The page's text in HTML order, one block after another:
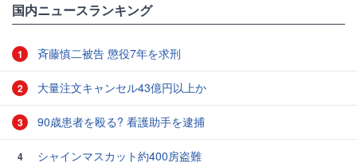
国内ニュースランキング
1 斉藤慎二被告 懲役7年を求刑
2 大量注文キャンセル43億円以上か
3 90歳患者を殴る? 看護助手を逮捕
4 シャインマスカット約400房盗難